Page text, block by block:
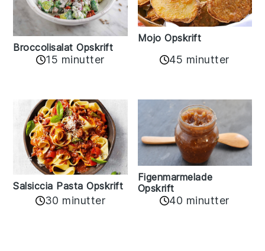
Broccolisalat Opskrift
15 minutter
Mojo Opskrift
45 minutter
Salsiccia Pasta Opskrift
30 minutter
Figenmarmelade
Opskrift
40 minutter